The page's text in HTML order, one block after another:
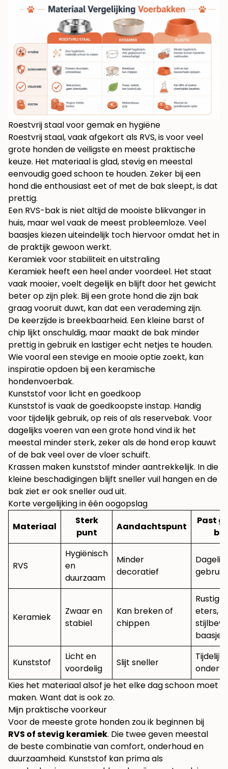
Roestvrij staal voor gemak en hygiëne
Roestvrij staal, vaak afgekort als RVS, is voor veel
grote honden de veiligste en meest praktische
keuze. Het materiaal is glad, stevig en meestal
eenvoudig goed schoon te houden. Zeker bij een
hond die enthousiast eet of met de bak sleept, is dat
prettig.
Een RVS-bak is niet altijd de mooiste blikvanger in
huis, maar wel vaak de meest probleemloze. Veel
baasjes kiezen uiteindelijk toch hiervoor omdat het in
de praktijk gewoon werkt.
Keramiek voor stabiliteit en uitstraling
Keramiek heeft een heel ander voordeel. Het staat
vaak mooier, voelt degelijk en blijft door het gewicht
beter op zijn plek. Bij een grote hond die zijn bak
graag vooruit duwt, kan dat een verademing zijn.
De keerzijde is breekbaarheid. Een kleine barst of
chip lijkt onschuldig, maar maakt de bak minder
prettig in gebruik en lastiger echt netjes te houden.
Wie vooral een stevige en mooie optie zoekt, kan
inspiratie opdoen bij een keramische
hondenvoerbak.
Kunststof voor licht en goedkoop
Kunststof is vaak de goedkoopste instap. Handig
voor tijdelijk gebruik, op reis of als reservebak. Voor
dagelijks voeren van een grote hond vind ik het
meestal minder sterk, zeker als de hond erop kauwt
of de bak veel over de vloer schuift.
Krassen maken kunststof minder aantrekkelijk. In die
kleine beschadigingen blijft sneller vuil hangen en de
bak ziet er ook sneller oud uit.
Korte vergelijking in één oogopslag
Materiaal
Sterk
punt
Aandachtspunt
Past
bij
RVS
Hygiënisch
en
duurzaam
Minder
decoratief
gebruik
Keramiek
Zwaar en
stabiel
Kan breken of
chippen
Rustige
eters,
baasjes
Kunststof
Licht en
voordelig
Slijt sneller
Tijdelijk
Kies het materiaal alsof je het elke dag schoon moet
maken. Want dat is ook zo.
Mijn praktische voorkeur
Voor de meeste grote honden zou ik beginnen bij
RVS of stevig keramiek. Die twee geven meestal
de beste combinatie van comfort, onderhoud en
duurzaamheid. Kunststof kan prima als